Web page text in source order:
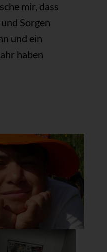
mir, dass
Sorgen
und ein
haben